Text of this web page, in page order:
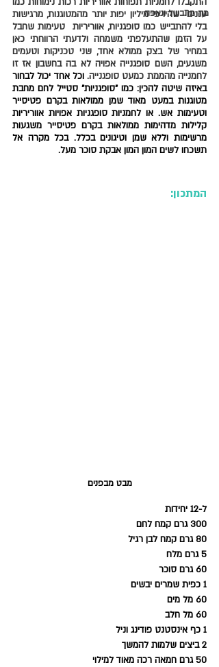
מה מתבשל ונאפה
לחמנייה מהממת כמעט סופגנייה.
תשכחו לשים המון המון אבקת סוכר מעל.
המתכון:
מבט מבפנים
ל-12 יחידות
300 גרם קמח לחם
80 גרם קמח לבן רגיל
5 גרם מלח
60 גרם סוכר
1 כפית שמרים יבשים
60 מל מים
60 מל חלב
1 כף אינסטנט פודינג וניל
2 ביצים שלמות להמשך
50 גרם חמאה רכה מאוד למילוי